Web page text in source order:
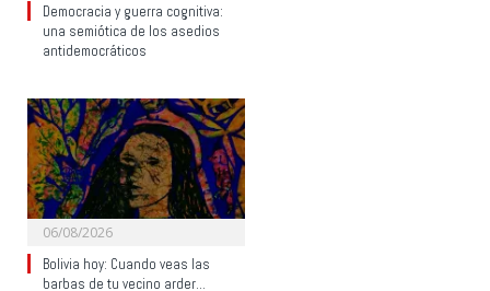
Democracia y guerra cognitiva:
una semiótica de los asedios
antidemocráticos
06/08/2026
Bolivia hoy: Cuando veas las
barbas de tu vecino arder…